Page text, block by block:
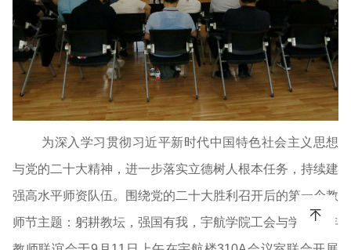
为深入学习贯彻习近平新时代中国特色社会主义思想
与党的二十大精神，进一步落实立德树人根本任务，持续建
强高水平师资队伍。围绕党的二十大胜利召开后的第一个教
师节主题：躬耕教坛，强国有我，宇航学院工会与学院青年